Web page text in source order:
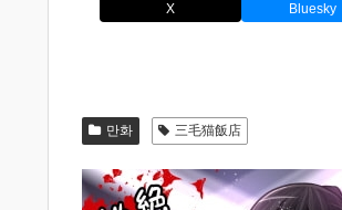
X Bluesky
만화 三毛猫飯店